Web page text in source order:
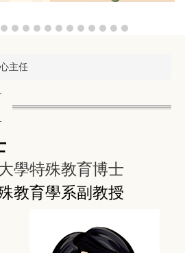
主任
學特殊教育博士
教育學系副教授